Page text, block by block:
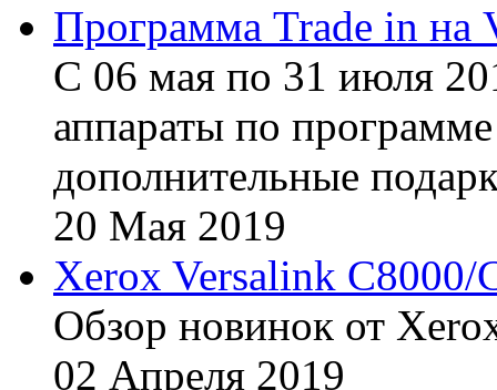
Программа Trade in на
С 06 мая по 31 июля
аппараты по
дополнительные
20 Мая 2019
Xerox Versalink C8000/
Обзор новинок от
02 Апреля 2019